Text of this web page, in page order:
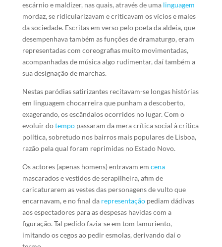
escárnio e maldizer, nas quais, através de uma linguagem
mordaz, se ridicularizavam e criticavam os vícios e males
da sociedade. Escritas em verso pelo poeta da aldeia, que
desempenhava também as funções de dramaturgo, eram
representadas com coreografias muito movimentadas,
acompanhadas de música algo rudimentar, daí também a
sua designação de marchas.
Nestas paródias satirizantes recitavam-se longas histórias
em linguagem chocarreira que punham a descoberto,
exagerando, os escândalos ocorridos no lugar. Com o
evoluir dotempopassaram da mera crítica social à crítica
política, sobretudo nos bairros mais populares de Lisboa,
razão pela qual foram reprimidas no Estado Novo.
Os actores (apenas homens) entravam em cena
mascarados e vestidos de serapilheira, afim de
caricaturarem as vestes das personagens de vulto que
encarnavam, e no final da representaçãopediam dádivas
aos espectadores para as despesas havidas com a
figuração. Tal pedido fazia-se em tom lamuriento,
imitando os cegos ao pedir esmolas, derivando daí o